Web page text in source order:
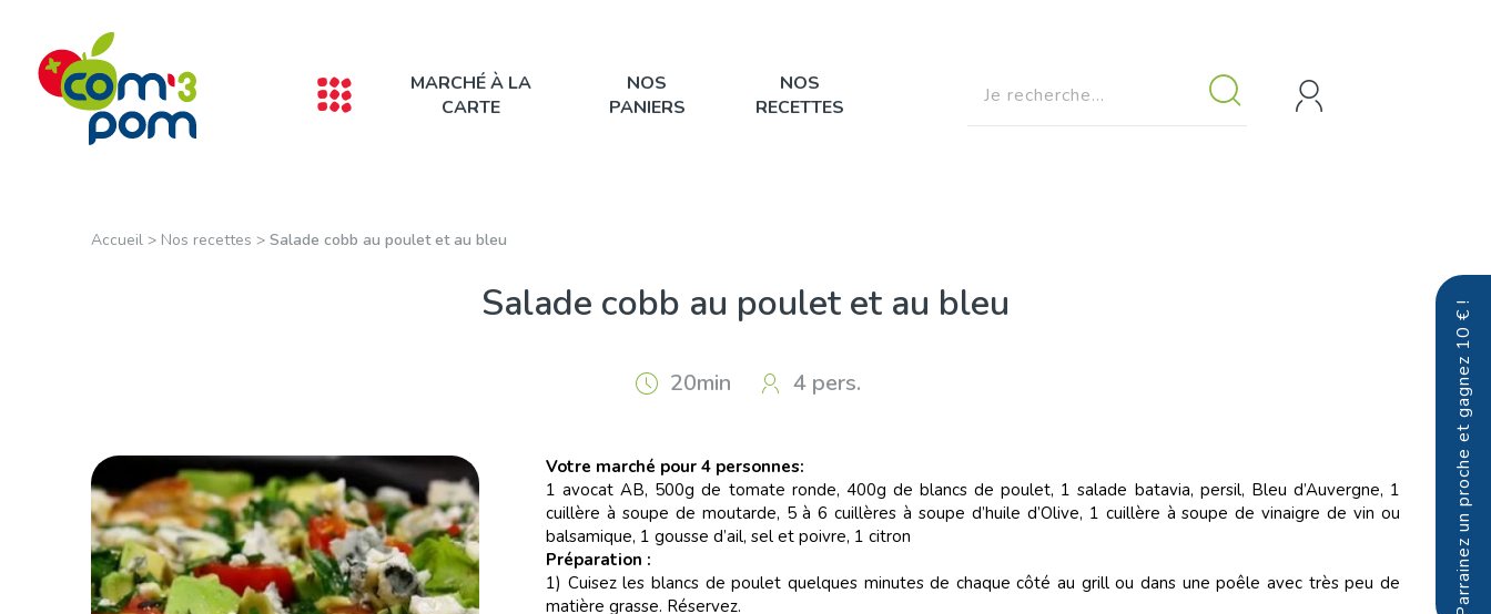
MARCHÉ À LA
CARTE
NOS
PANIERS
NOS
RECETTES
Parrainez un proche et gagnez 10 € !
Accueil > Nos recettes > Salade cobb au poulet et au bleu
Salade cobb au poulet et au bleu
20min 4 pers.
Votre marché pour 4 personnes:
1 avocat AB, 500g de tomate ronde, 400g de blancs de poulet, 1 salade batavia, persil, Bleu d’Auvergne, 1
cuillère à soupe de moutarde, 5 à 6 cuillères à soupe d’huile d’Olive, 1 cuillère à soupe de vinaigre de vin ou
balsamique, 1 gousse d’ail, sel et poivre, 1 citron
Préparation :
1) Cuisez les blancs de poulet quelques minutes de chaque côté au grill ou dans une poêle avec très peu de
matière grasse. Réservez.